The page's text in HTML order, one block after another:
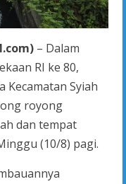
– Dalam
RI ke 80,
Kecamatan Syiah
royong
dan tempat
(10/8) pagi.